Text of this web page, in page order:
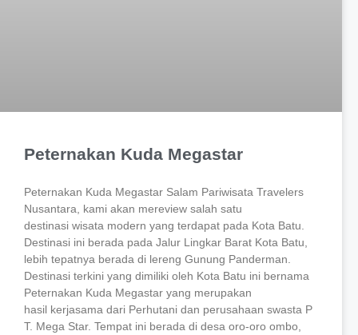
Peternakan Kuda Megastar
Peternakan Kuda Megastar Salam Pariwisata Travelers
Nusantara, kami akan mereview salah satu
destinasi wisata modern yang terdapat pada Kota Batu.
Destinasi ini berada pada Jalur Lingkar Barat Kota Batu,
lebih tepatnya berada di lereng Gunung Panderman.
Destinasi terkini yang dimiliki oleh Kota Batu ini bernama
Peternakan Kuda Megastar yang merupakan
hasil kerjasama dari Perhutani dan perusahaan swasta P
T. Mega Star. Tempat ini berada di desa oro-oro ombo,